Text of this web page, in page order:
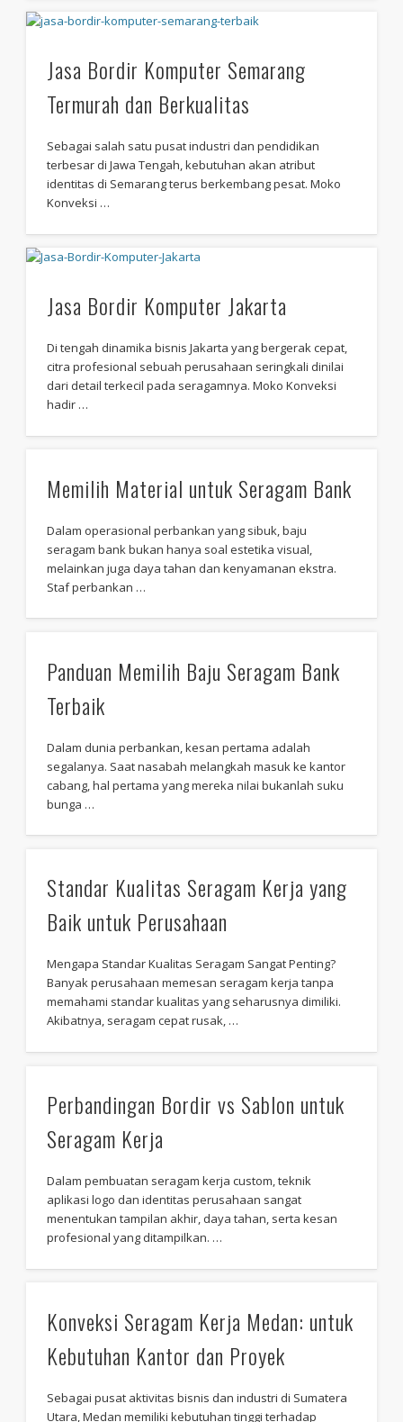
Jasa Bordir Komputer Semarang
Termurah dan Berkualitas
Sebagai salah satu pusat industri dan pendidikan
terbesar di Jawa Tengah, kebutuhan akan atribut
identitas di Semarang terus berkembang pesat. Moko
Konveksi …
Jasa Bordir Komputer Jakarta
Di tengah dinamika bisnis Jakarta yang bergerak cepat,
citra profesional sebuah perusahaan seringkali dinilai
dari detail terkecil pada seragamnya. Moko Konveksi
hadir …
Memilih Material untuk Seragam Bank
Dalam operasional perbankan yang sibuk, baju
seragam bank bukan hanya soal estetika visual,
melainkan juga daya tahan dan kenyamanan ekstra.
Staf perbankan …
Panduan Memilih Baju Seragam Bank
Terbaik
Dalam dunia perbankan, kesan pertama adalah
segalanya. Saat nasabah melangkah masuk ke kantor
cabang, hal pertama yang mereka nilai bukanlah suku
bunga …
Standar Kualitas Seragam Kerja yang
Baik untuk Perusahaan
Mengapa Standar Kualitas Seragam Sangat Penting?
Banyak perusahaan memesan seragam kerja tanpa
memahami standar kualitas yang seharusnya dimiliki.
Akibatnya, seragam cepat rusak, …
Perbandingan Bordir vs Sablon untuk
Seragam Kerja
Dalam pembuatan seragam kerja custom, teknik
aplikasi logo dan identitas perusahaan sangat
menentukan tampilan akhir, daya tahan, serta kesan
profesional yang ditampilkan. …
Konveksi Seragam Kerja Medan: untuk
Kebutuhan Kantor dan Proyek
Sebagai pusat aktivitas bisnis dan industri di Sumatera
Utara, Medan memiliki kebutuhan tinggi terhadap